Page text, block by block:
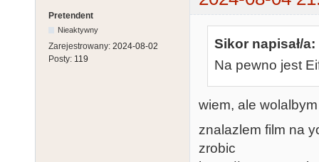
Pretendent
Nieaktywny
Zarejestrowany: 2024-08-02
Posty: 119
Sikor napisał/a:
Na pewno jest
wiem, ale
znalazlem film na
zrobic